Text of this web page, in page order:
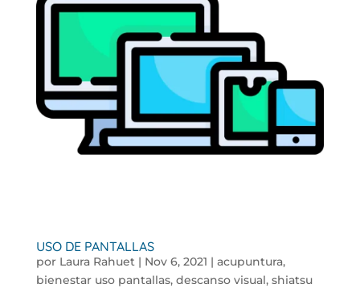
USO DE PANTALLAS
por Laura Rahuet| Nov 6, 2021 | acupuntura,
bienestar uso pantallas, descanso visual, shiatsu